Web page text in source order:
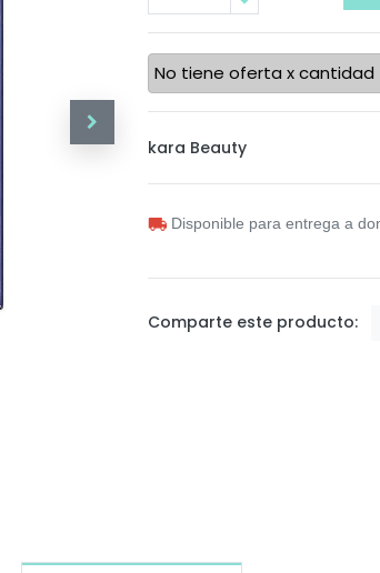
No tiene oferta x cantidad
kara Beauty
Disponible para entrega a
Comparte este producto: